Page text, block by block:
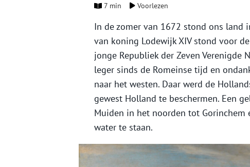
7 min Voorlezen
In de zomer van 1672 stond ons land
van koning Lodewijk XIV stond voor
jonge Republiek der Zeven Verenigde
leger sinds de Romeinse tijd en
naar het westen. Daar werd de
gewest Holland te beschermen. Een
Muiden in het noorden tot
water te staan.